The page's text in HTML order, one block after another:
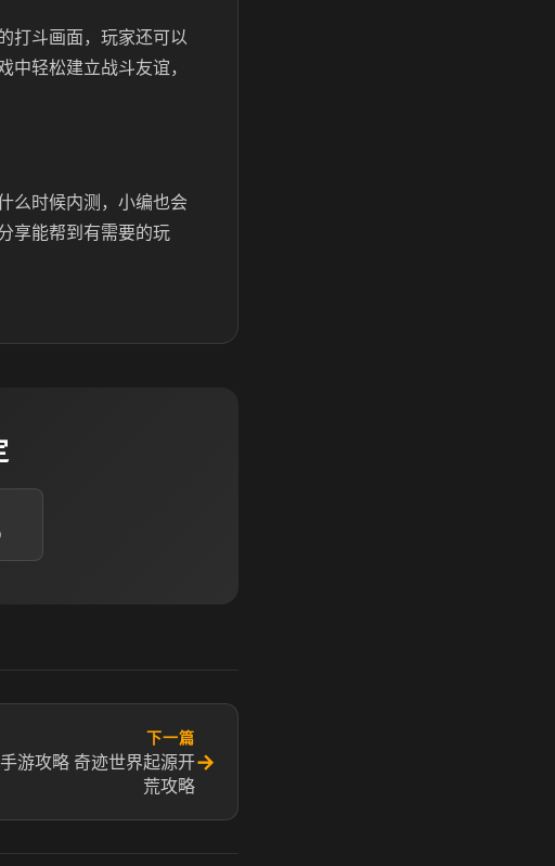
打斗画面，玩家还可以
轻松建立战斗友谊，
么时候内测，小编也会
享能帮到有需要的玩
下一篇
游攻略 奇迹世界起源开
荒攻略
→